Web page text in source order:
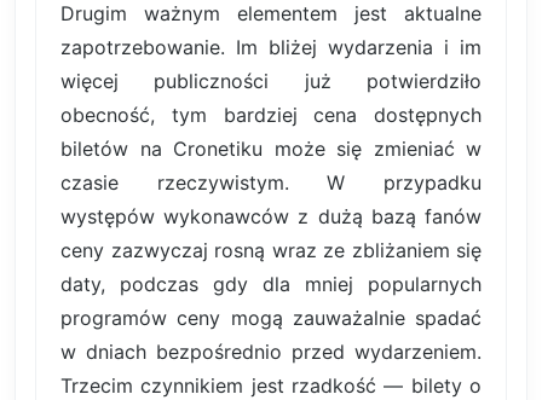
Drugim ważnym elementem jest aktualne
zapotrzebowanie. Im bliżej wydarzenia i im
więcej publiczności już potwierdziło
obecność, tym bardziej cena dostępnych
biletów na Cronetiku może się zmieniać w
czasie rzeczywistym. W przypadku
występów wykonawców z dużą bazą fanów
ceny zazwyczaj rosną wraz ze zbliżaniem się
daty, podczas gdy dla mniej popularnych
programów ceny mogą zauważalnie spadać
w dniach bezpośrednio przed wydarzeniem.
Trzecim czynnikiem jest rzadkość — bilety o